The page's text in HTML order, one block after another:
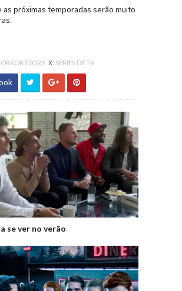
as próximas temporadas serão muito
STORY X SÉRIES DE TV
se ver no verão